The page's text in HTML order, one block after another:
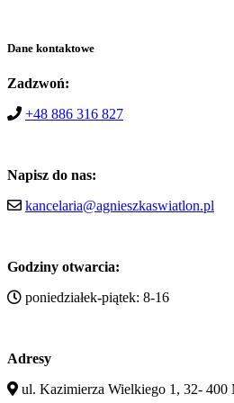
Dane kontaktowe
Zadzwoń:
+48 886 316 827
Napisz do nas:
kancelaria@agnieszkaswiatlon.pl
Godziny otwarcia:
poniedziałek-piątek: 8-16
Adresy
ul. Kazimierza Wielkiego 1, 32- 400